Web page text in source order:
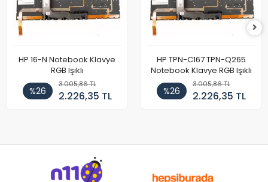
HP 16-N Notebook Klavye
RGB Işıklı
%26
3.005,86 TL
2.226,35 TL
HP TPN-C167 TPN-Q265
Notebook Klavye RGB Işıklı
%26
3.005,86 TL
2.226,35 TL